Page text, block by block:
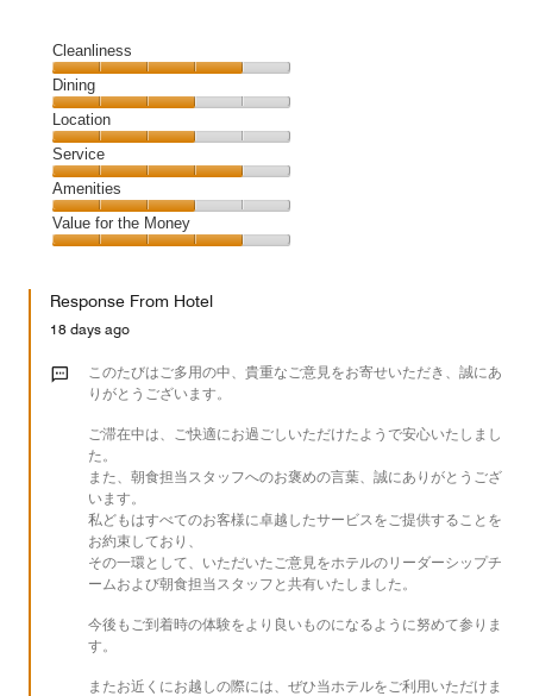
Cleanliness
Cleanliness,
4
out
of
5
Dining
Dining,
3
out
of
5
Location
Location,
3
out
of
5
Service
Service,
4
out
Amenities
Amenities,
3
of
Value for the Money
the
Money,
out
Response From Hotel
18 days ago
このたびはご多用の中、貴重なご意見をお寄せいただき、誠にあ
りがとうございます。
ご滞在中は、ご快適にお過ごしいただけたようで安心いたしまし
た。
また、朝食担当スタッフへのお褒めの言葉、誠にありがとうござ
います。
私どもはすべてのお客様に卓越したサービスをご提供することを
お約束しており、
その一環として、いただいたご意見をホテルのリーダーシップチ
ームおよび朝食担当スタッフと共有いたしました。
今後もご到着時の体験をより良いものになるように努めて参りま
す。
またお近くにお越しの際には、ぜひ当ホテルをご利用いただけま